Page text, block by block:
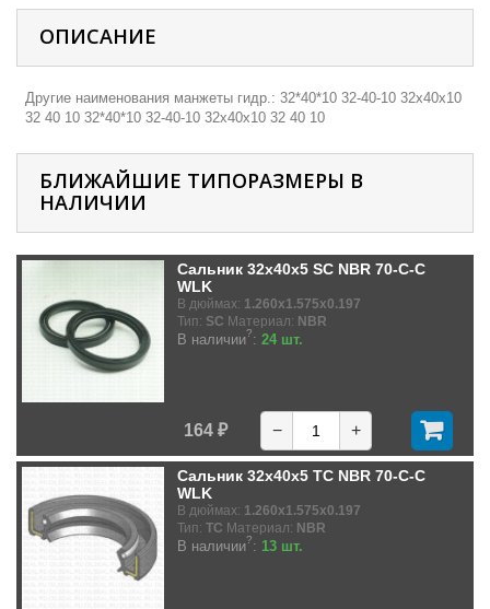
ОПИСАНИЕ
Другие наименования манжеты гидр.: 32*40*10 32-40-10 32х40х10
32 40 10 32*40*10 32-40-10 32х40х10 32 40 10
БЛИЖАЙШИЕ ТИПОРАЗМЕРЫ В
НАЛИЧИИ
Сальник 32x40x5 SC NBR 70-C-C
WLK
В дюймах: 1.260x1.575x0.197
Тип: SC Материал: NBR
В наличии?: 24 шт.
164 ₽ − +
Сальник 32x40x5 TC NBR 70-C-C
WLK
В дюймах: 1.260x1.575x0.197
Тип: TC Материал: NBR
В наличии?: 13 шт.